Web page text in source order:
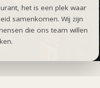
het is een plek waar
samenkomen. Wij zijn
die ons team willen